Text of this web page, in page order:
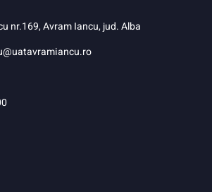
nr.169, Avram Iancu, jud. Alba